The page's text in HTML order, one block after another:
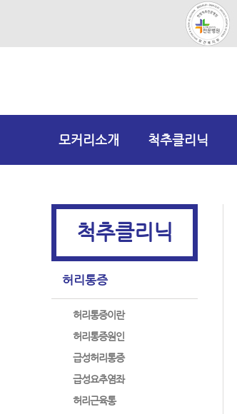
모커리소개 척추클리닉
척추클리닉
허리통증
허리통증이란
허리통증원인
급성허리통증
급성요추염좌
허리근육통